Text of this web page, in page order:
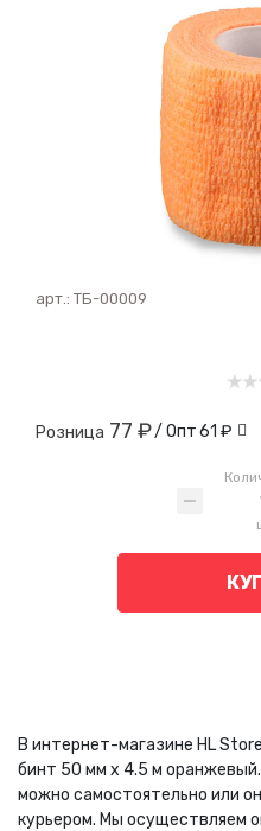
арт.: ТБ-00009
Розница 77 ₽/ Опт61 ₽
В интернет-магазине HL
бинт 50 мм х 4.5 м
можно самостоятельно или
курьером. Мы осуществляем